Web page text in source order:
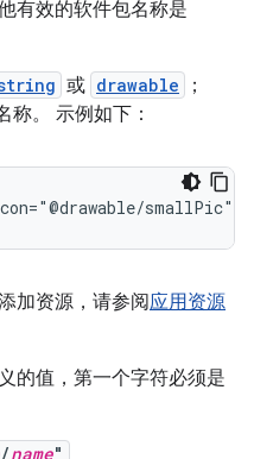
有效的软件包名称是
或 drawable
；
称。 示例如下：
smallPic"
加资源，请参阅应用资源
的值，第一个字符必须是
/name"